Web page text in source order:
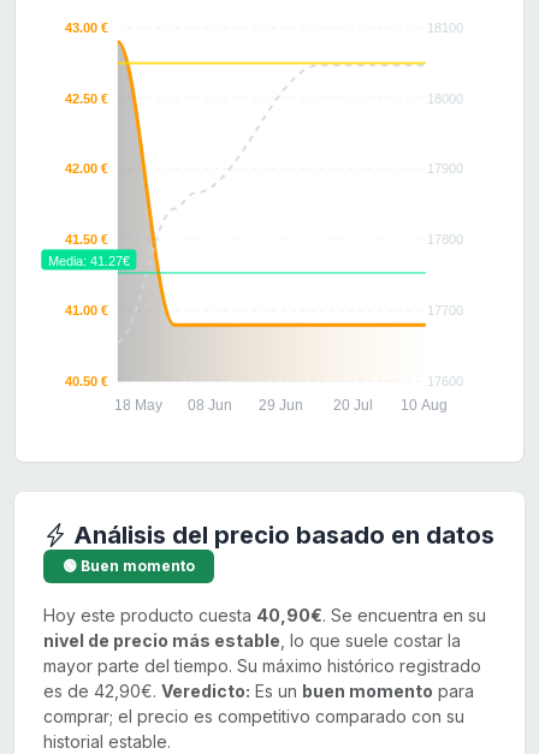
18100
18000
17900
17800
17700
17600
43.00 €
42.50 €
42.00 €
41.50 €
41.00 €
40.50 €
18 May 08 Jun 29 Jun 20 Jul 10 Aug
Media: 41.27€
Análisis del precio basado en datos
🟢 Buen momento
Hoy este producto cuesta 40,90€. Se encuentra en su
nivel de precio más estable , lo que suele costar la
mayor parte del tiempo. Su máximo histórico registrado
es de 42,90€. Veredicto: Es un buen momento para
comprar; el precio es competitivo comparado con su
historial estable.